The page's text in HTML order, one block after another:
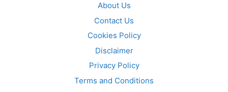
About Us
Contact Us
Cookies Policy
Disclaimer
Privacy Policy
Terms and Conditions